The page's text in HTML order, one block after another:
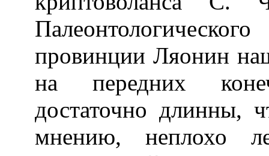
провинции Ляонин
на передних
достаточно длинны,
мнению, неплохо